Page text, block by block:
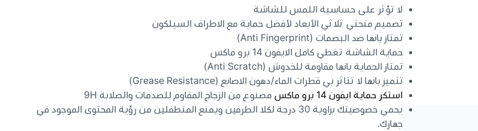
لا تؤثر على حساسية اللمس للشاشة
تصميم منحني ثلاثي الأبعاد لأفضل حماية مع الاطراف السيلكون
تمتاز بانها ضد البصمات (Anti Fingerprint)
حماية الشاشة تغطي كامل الايفون 14 برو ماكس
تمتاز الحماية بانها مقاومة للخدوش (Anti Scratch)
تتميز بانها لا تتاثر بي قطرات الماء/دهون الاصابع (Grease Resistance)
استكر حماية ايفون 14 برو ماكس
مصنوع من الزجاج المقاوم للصدمات والصلابة 9H
يحمي خصوصيتك بزاوية 30 درجة لكلا الطرفين ويمنع المتطفلين من رؤية المحتوى الموجود في
جهازك.